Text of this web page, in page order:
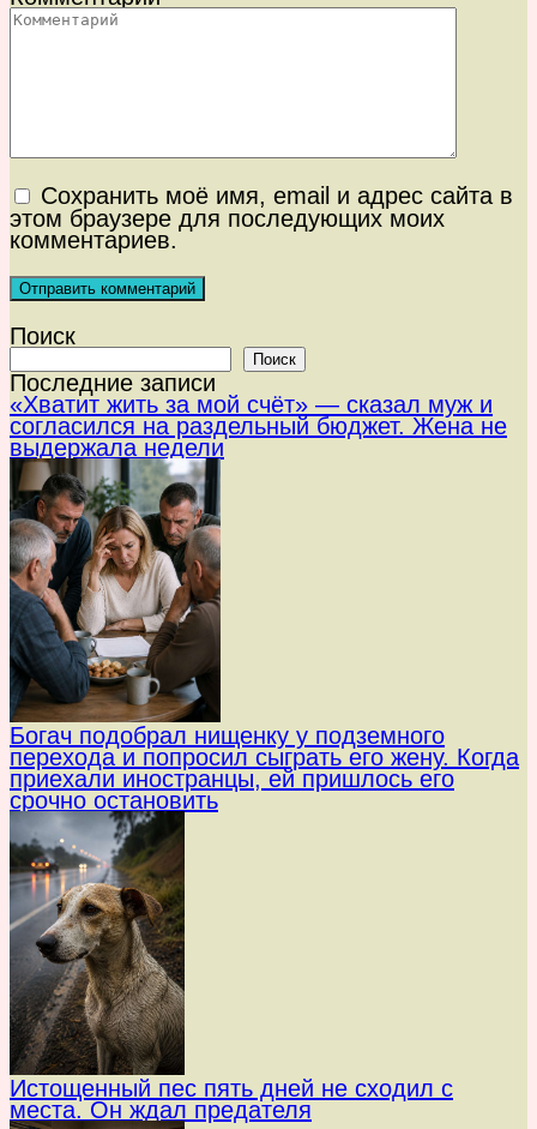
Сохранить моё имя, email и адрес сайта в
этом браузере для последующих моих
комментариев.
Поиск
Поиск
Последние записи
«Хватит жить за мой счёт» — сказал муж и
согласился на раздельный бюджет. Жена не
выдержала недели
Богач подобрал нищенку у подземного
перехода и попросил сыграть его жену. Когда
приехали иностранцы, ей пришлось его
срочно остановить
Истощенный пес пять дней не сходил с
места. Он ждал предателя